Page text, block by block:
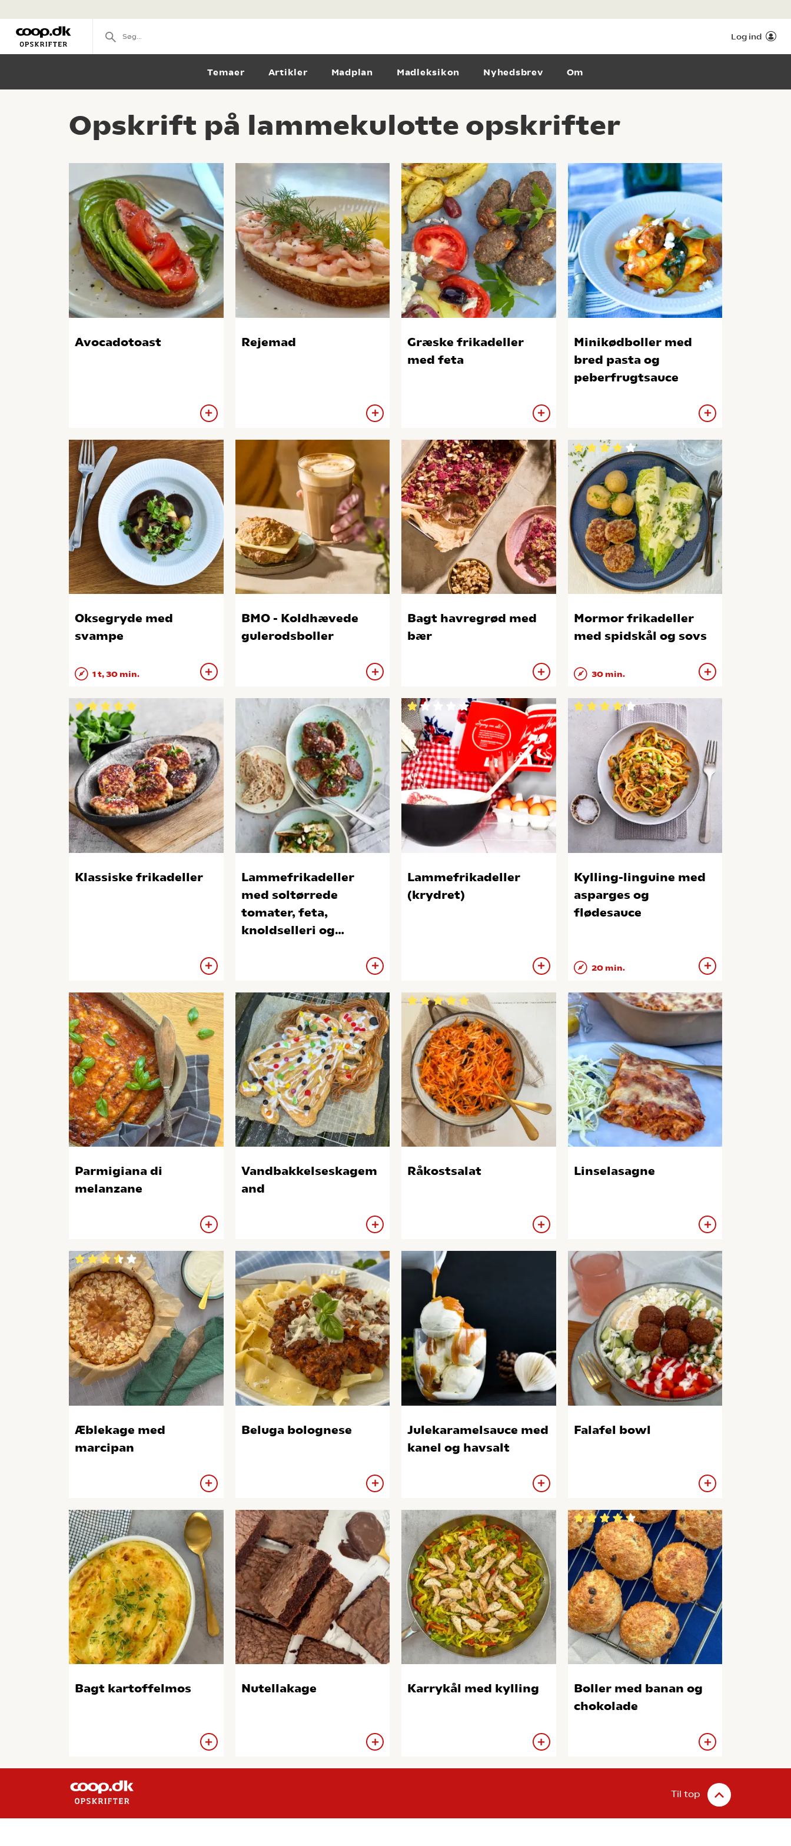
Log ind
Temaer Artikler Madplan Madleksikon Nyhedsbrev Om
Opskrift på lammekulotte opskrifter
Avocadotoast Rejemad
Græske frikadeller
med feta
Minikødboller med
bred pasta og
peberfrugtsauce
Oksegryde med
svampe
1 t, 30 min.
BMO - Koldhævede
gulerodsboller
Bagt havregrød med
bær
Mormor frikadeller
med spidskål og sovs
30 min.
Klassiske frikadeller
Lammefrikadeller
med soltørrede
tomater, feta,
knoldselleri og
Lammefrikadeller
(krydret)
Kylling-linguine med
asparges og
flødesauce
20 min.
Parmigiana di
melanzane
Vandbakkelseskagem
and
Råkostsalat Linselasagne
Æblekage med
marcipan
Beluga bolognese
Julekaramelsauce med
kanel og havsalt
Falafel bowl
Bagt kartoffelmos Nutellakage Karrykål med kylling
Boller med banan og
chokolade
Til top